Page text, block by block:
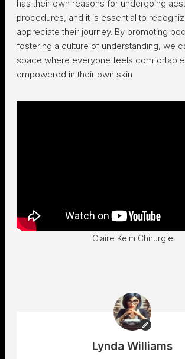
has their own reasons for undergoing
procedures, and it is essential to
appreciate their journey. By promoting
fostering a culture of understanding, we
space where everyone feels
empowered in their own skin
Claire Keim Chirurgie
Lynda Williams